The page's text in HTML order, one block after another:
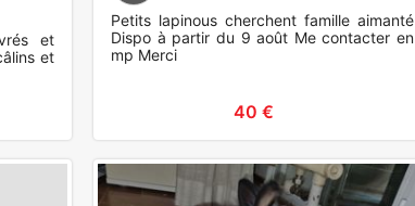
et
et
Petits lapinous cherchent famille aimanté
Dispo à partir du 9 août Me contacter en
mp Merci
40 €